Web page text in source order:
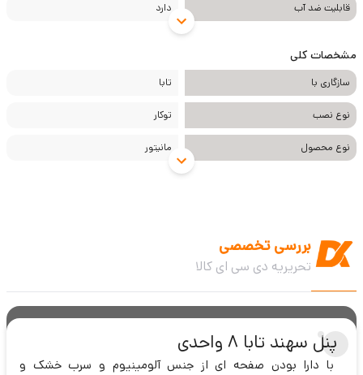
قابلیت ضد آب دارد
مشخصات کلی
سازگاری با تابا
نوع نصب توکار
نوع محصول مانیتور
بررسی تخصصی
تحریریه دی سی ای کالا
پنل سهند تابا 8 واحدی
با دارا بودن صفحه ای از جنس آلومینیوم و سرب خشک و